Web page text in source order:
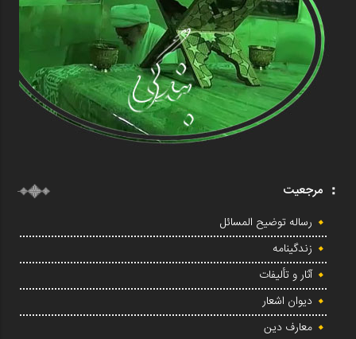
مرجعیت
رساله توضیح المسائل
زندگینامه
آثار و تألیفات
دیوان اشعار
معارف دین